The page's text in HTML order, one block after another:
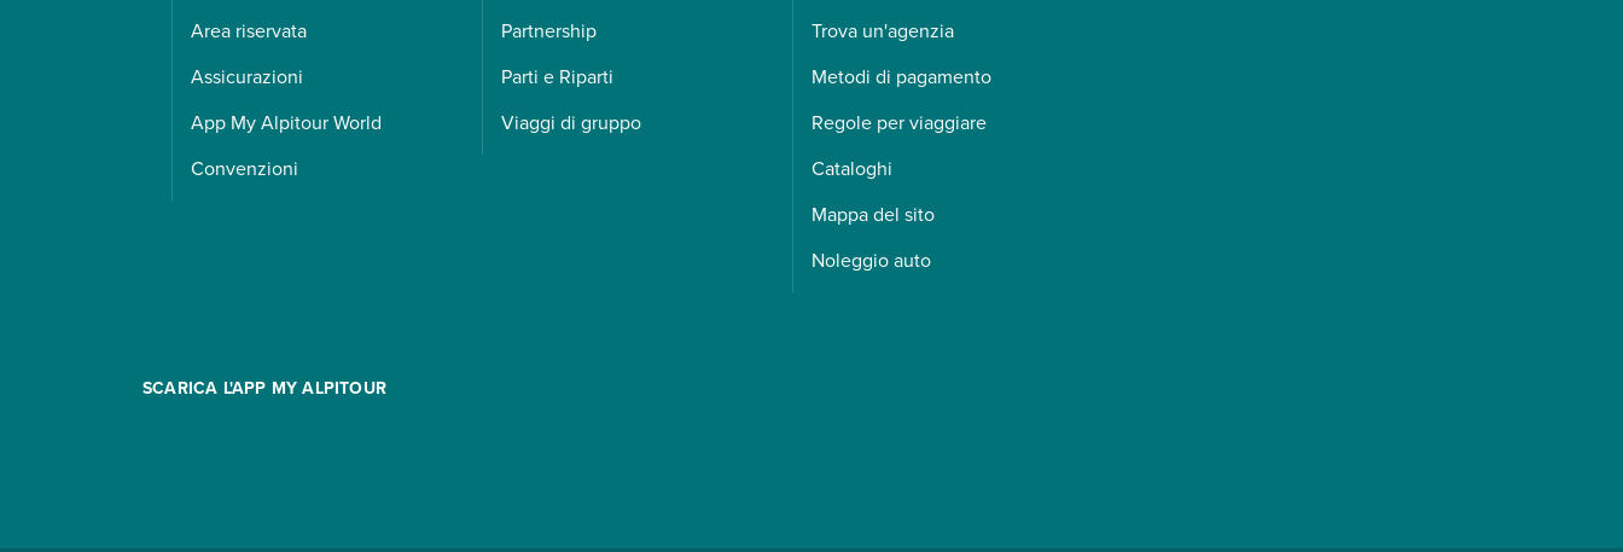
Area riservata
Assicurazioni
App My Alpitour World
Convenzioni
Partnership
Parti e Riparti
Viaggi di gruppo
Trova un'agenzia
Metodi di pagamento
Regole per viaggiare
Cataloghi
Mappa del sito
Noleggio auto
SCARICA L'APP MY ALPITOUR